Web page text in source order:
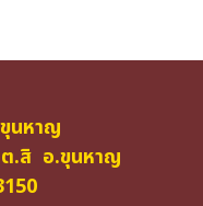
นหาญ
.สิ อ.ขุนหาญ